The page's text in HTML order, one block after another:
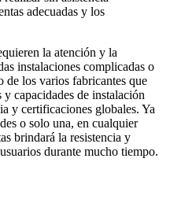
adecuadas y los
la atención y la
instalaciones complicadas o
los varios fabricantes que
capacidades de instalación
y certificaciones globales. Ya
o solo una, en cualquier
brindará la resistencia y
durante mucho tiempo.